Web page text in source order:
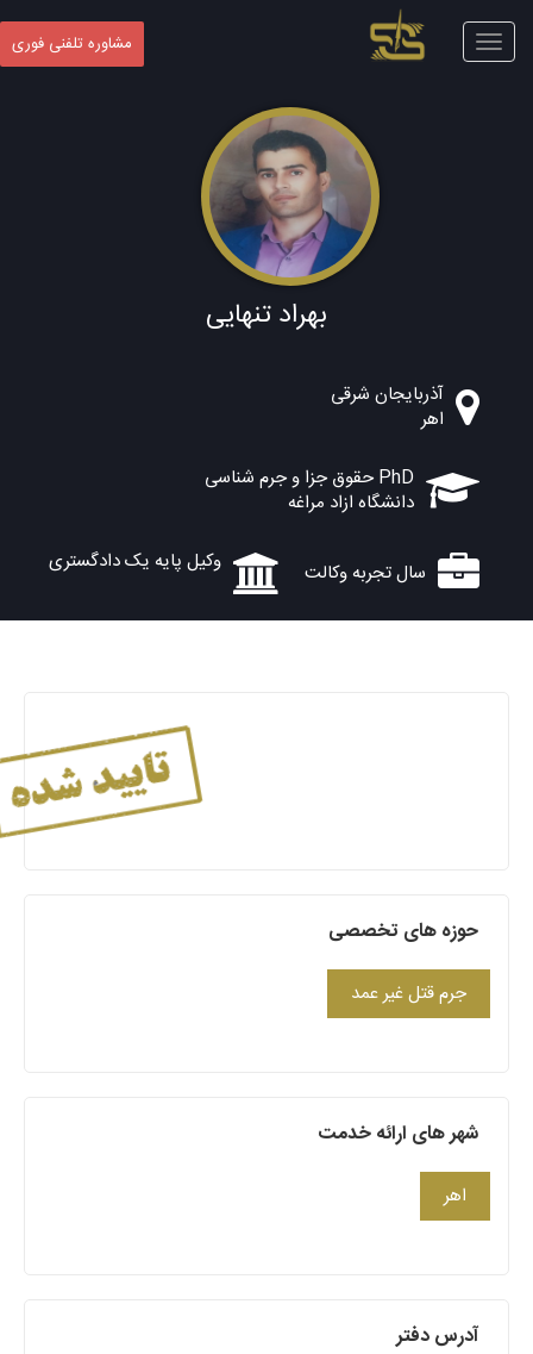
Toggle
navigation
مشاوره تلفنی فوری
بهراد تنهایی
آذربایجان شرقی
اهر
PhD حقوق جزا و جرم شناسی
دانشگاه ازاد مراغه
سال تجربه وکالت وکیل پایه یک دادگستری
حوزه های تخصصی
جرم قتل غیر عمد
شهر های ارائه خدمت
اهر
آدرس دفتر